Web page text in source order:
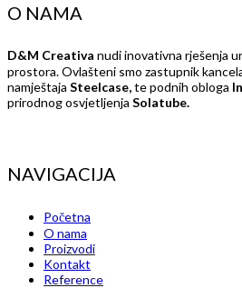
O NAMA
D&M Creativa nudi inovativna rješenja
prostora. Ovlašteni smo zastupnik
namještaja Steelcase,te podnih obloga
prirodnog osvjetljenja Solatube.
NAVIGACIJA
Početna
O nama
Proizvodi
Kontakt
Reference